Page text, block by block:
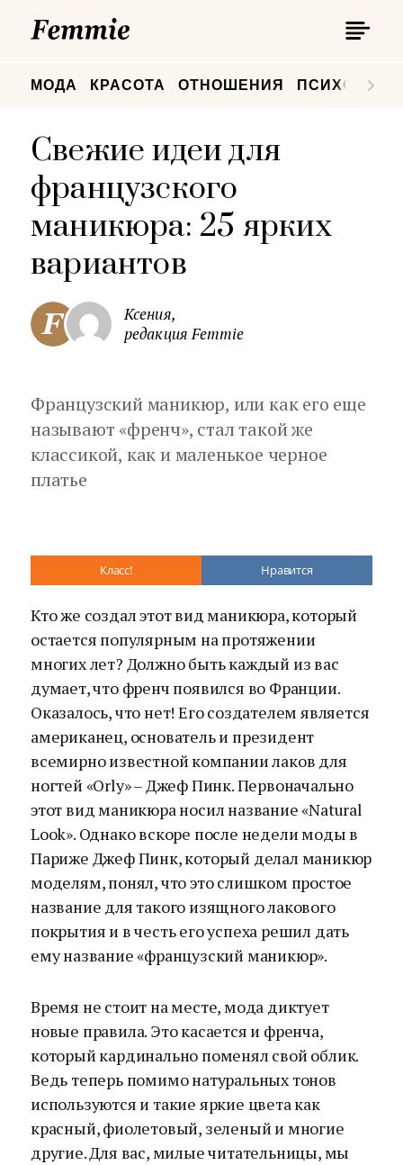
МОДА КРАСОТА ОТНОШЕНИЯ
Свежие идеи для
французского
маникюра: 25 ярких
вариантов
Ксения,
редакция Femmie
Французский маникюр, или как его еще
называют «френч», стал такой же
классикой, как и маленькое черное
платье
Класс! Нравится
Кто же создал этот вид маникюра, который
остается популярным на протяжении
многих лет? Должно быть каждый из вас
думает, что френч появился во Франции.
Оказалось, что нет! Его создателем является
американец, основатель и президент
всемирно известной компании лаков для
ногтей «Orly» – Джеф Пинк. Первоначально
этот вид маникюра носил название «Natural
Look». Однако вскоре после недели моды в
Париже Джеф Пинк, который делал маникюр
моделям, понял, что это слишком простое
название для такого изящного лакового
покрытия и в честь его успеха решил дать
ему название «французский маникюр».
Время не стоит на месте, мода диктует
новые правила. Это касается и френча,
который кардинально поменял свой облик.
Ведь теперь помимо натуральных тонов
используются и такие яркие цвета как
красный, фиолетовый, зеленый и многие
другие. Для вас, милые читательницы, мы